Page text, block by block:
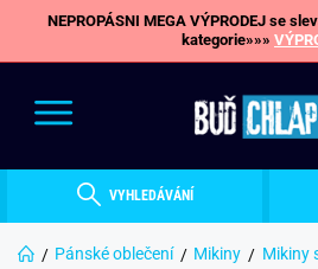
NEPROPÁSNI MEGA VÝPRODEJ se
kategorie»»»
VYHLEDÁVÁNÍ
Pánské oblečení Mikiny
Mikiny